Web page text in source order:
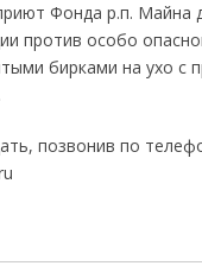
Фонда р.п. Майна
против особо
бирками на ухо с
позвонив по